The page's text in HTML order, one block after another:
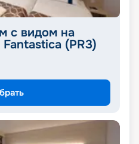
с видом на
(PR3)